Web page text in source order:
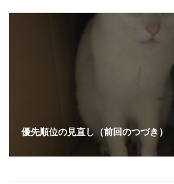
優先順位の見直し（前回のつづき）